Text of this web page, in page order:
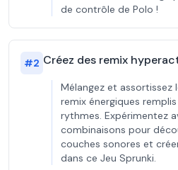
de contrôle de Polo !
#2 Créez des remix
Mélangez et assortissez
remix énergiques
rythmes. Expérimentez
combinaisons pour
couches sonores et
dans ce Jeu Sprunki.